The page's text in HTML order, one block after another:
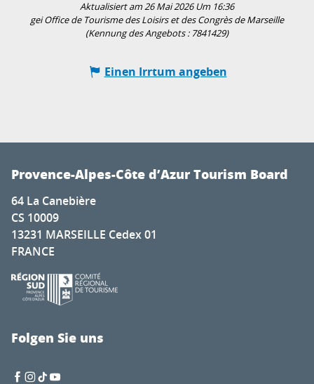
Aktualisiert am 26 Mai 2026 Um 16:36
gei Office de Tourisme des Loisirs et des Congrès de Marseille
(Kennung des Angebots : 7841429)
Einen Irrtum angeben
Provence-Alpes-Côte d’Azur Tourism Board
64 La Canebière
CS 10009
13231 MARSEILLE Cedex 01
FRANCE
Folgen Sie uns